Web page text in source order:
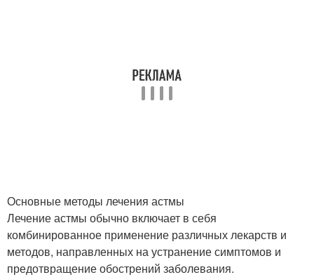
Основные методы лечения астмы
Лечение астмы обычно включает в себя
комбинированное применение различных лекарств и
методов, направленных на устранение симптомов и
предотвращение обострений заболевания.